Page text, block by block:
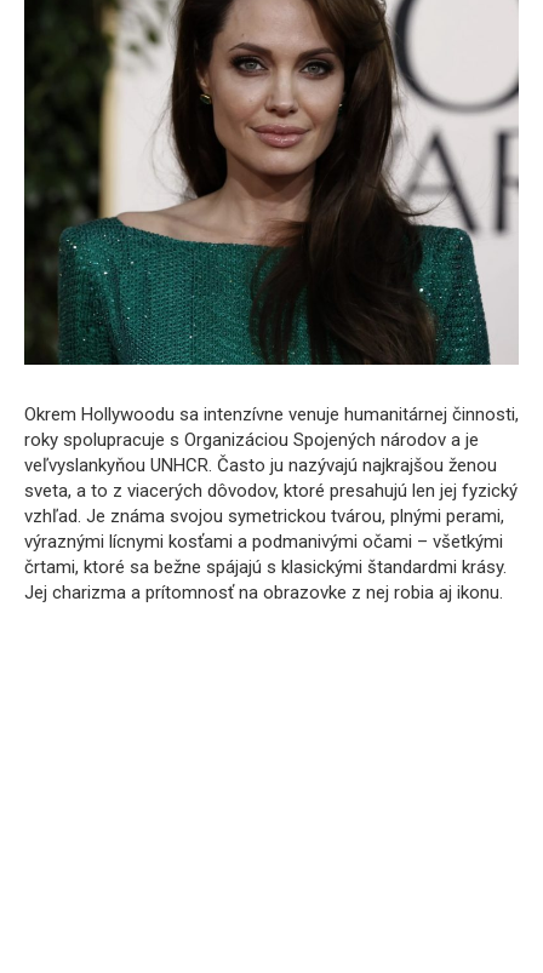
Okrem Hollywoodu sa intenzívne venuje humanitárnej činnosti,
roky spolupracuje s Organizáciou Spojených národov a je
veľvyslankyňou UNHCR. Často ju nazývajú najkrajšou ženou
sveta, a to z viacerých dôvodov, ktoré presahujú len jej fyzický
vzhľad. Je známa svojou symetrickou tvárou, plnými perami,
výraznými lícnymi kosťami a podmanivými očami – všetkými
črtami, ktoré sa bežne spájajú s klasickými štandardmi krásy.
Jej charizma a prítomnosť na obrazovke z nej robia aj ikonu.